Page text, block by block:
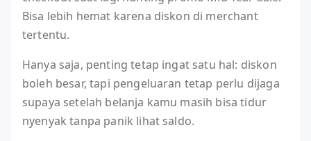
Bisa lebih hemat karena diskon di merchant
tertentu.
Hanya saja, penting tetap ingat satu hal: diskon
boleh besar, tapi pengeluaran tetap perlu dijaga
supaya setelah belanja kamu masih bisa tidur
nyenyak tanpa panik lihat saldo.